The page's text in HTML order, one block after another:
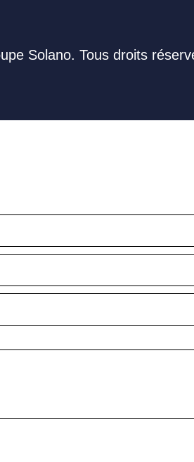
Solano. Tous droits